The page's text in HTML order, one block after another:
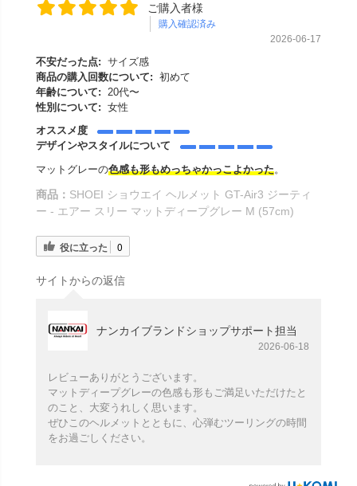
ご購入者様
購入確認済み
2026-06-17
不安だった点: サイズ感
商品の購入回数について: 初めて
年齢について: 20代〜
性別について: 女性
オススメ度
デザインやスタイルについて
マットグレーの色感も形もめっちゃかっこよかった。
商品： SHOEI ショウエイ ヘルメット GT-Air3 ジーティ
ー - エアー スリー マットディープグレー M (57cm)
役に立った 0
サイトからの返信
ナンカイブランドショップサポート担当
2026-06-18
レビューありがとうございます。
マットディープグレーの色感も形もご満足いただけたと
のこと、大変うれしく思います。
ぜひこのヘルメットとともに、心弾むツーリングの時間
をお過ごしください。